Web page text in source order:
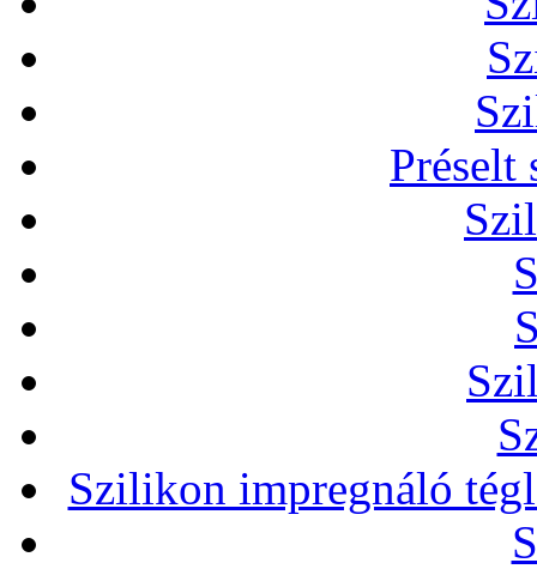
Préselt
Szilikon impregnáló